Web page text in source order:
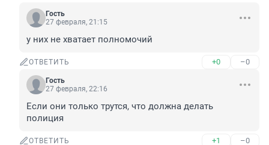
Гость
27 февраля, 21:15
у них не хватает полномочий
ОТВЕТИТЬ +0 –0
Гость
27 февраля, 22:16
Если они только трутся, что должна делать
полиция
ОТВЕТИТЬ +1 –0